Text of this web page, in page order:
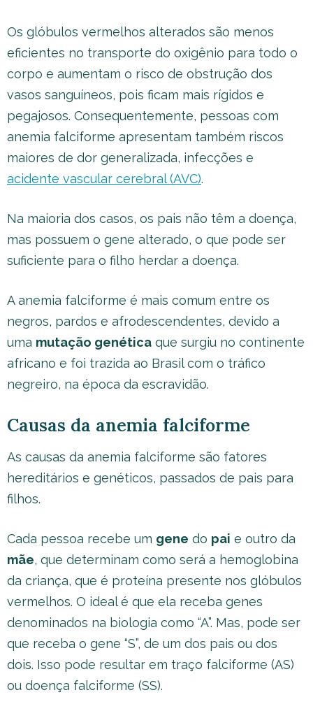
Os glóbulos vermelhos alterados são menos
eficientes no transporte do oxigênio para todo o
corpo e aumentam o risco de obstrução dos
vasos sanguíneos, pois ficam mais rígidos e
pegajosos. Consequentemente, pessoas com
anemia falciforme apresentam também riscos
maiores de dor generalizada, infecções e
acidente vascular cerebral (AVC).
Na maioria dos casos, os pais não têm a doença,
mas possuem o gene alterado, o que pode ser
suficiente para o filho herdar a doença.
A anemia falciforme é mais comum entre os
negros, pardos e afrodescendentes, devido a
uma mutação genética que surgiu no continente
africano e foi trazida ao Brasil com o tráfico
negreiro, na época da escravidão.
Causas da anemia falciforme
As causas da anemia falciforme são fatores
hereditários e genéticos, passados de pais para
filhos.
Cada pessoa recebe um gene do pai e outro da
mãe, que determinam como será a hemoglobina
da criança, que é proteína presente nos glóbulos
vermelhos. O ideal é que ela receba genes
denominados na biologia como “A”. Mas, pode ser
que receba o gene “S”, de um dos pais ou dos
dois. Isso pode resultar em traço falciforme (AS)
ou doença falciforme (SS).